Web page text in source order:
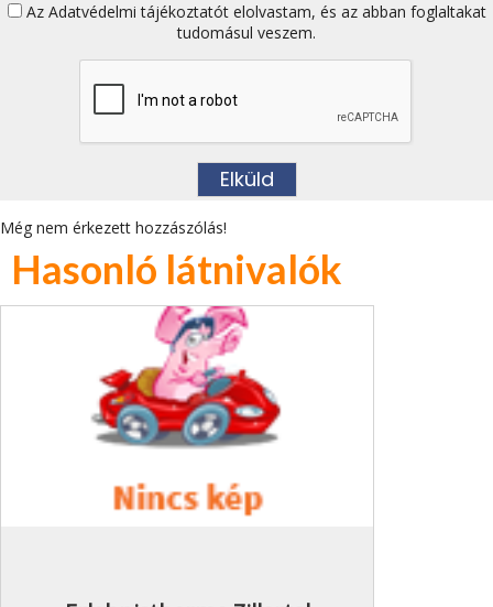
Az Adatvédelmi tájékoztatótelolvastam, és az abban foglaltakat
tudomásul veszem.
Még nem érkezett hozzászólás!
Hasonló látnivalók